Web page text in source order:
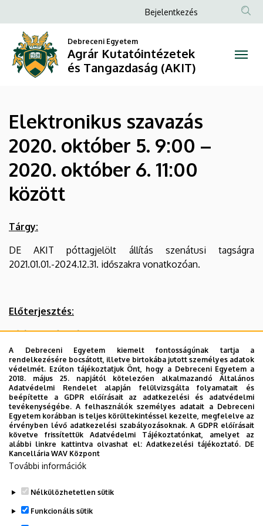
szavazás
2020.
október
9:00
–
2020.
október
6.
11:00
Agrár
Kutatóintézetek
és
Tangazdaság
(AKIT)
a
tartalomra
Anonim
fiók
menüje
Bejelentkezés
Debreceni Egyetem
Agrár Kutatóintézetek
és Tangazdaság (AKIT)
Elektronikus szavazás
2020. október 5. 9:00 –
2020. október 6. 11:00
között
Tárgy:
DE AKIT póttagjelölt állítás szenátusi tagságra
2021.01.01.-2024.12.31. időszakra vonatkozóan.
Előterjesztés:
Tájékoztató levél
Póttagjelöltek listája
Határozati javaslat:
A DE AKIT Igazgatótanácsa 8/2020. (X. 06.) sz.
határozatával ….. Igen, …… Nem, ….. Tartózkodás mellett
jóváhagyjaa DE AKIT póttagjelöltjeit a szenátusban
való részvételre a 2021.01.01.-2024.12.31. időtartamra
vonatkozóan.
Legutóbbi frissítés: 2023. 03. 01. 14:38
A Debreceni Egyetem kiemelt fontosságúnak tartja a
rendelkezésére bocsátott, illetve birtokába jutott személyes adatok
védelmét. Ezúton tájékoztatjuk Önt, hogy a Debreceni Egyetem a
2018. május 25. napjától kötelezően alkalmazandó Általános
Adatvédelmi Rendelet alapján felülvizsgálta folyamatait és
beépítette a GDPR előírásait az adatkezelési és adatvédelmi
tevékenységébe. A felhasználók személyes adatait a Debreceni
Egyetem korábban is teljes körültekintéssel kezelte, megfelelve az
érvényben lévő adatkezelési szabályozásoknak. A GDPR előírásait
követve frissítettük Adatvédelmi Tájékoztatónkat, amelyet az
alábbi linkre kattintva olvashat el:Adatkezelési tájékoztató. DE
Kancellária WAV Központ
További információk
Nélkülözhetetlen sütik
Funkcionális sütik